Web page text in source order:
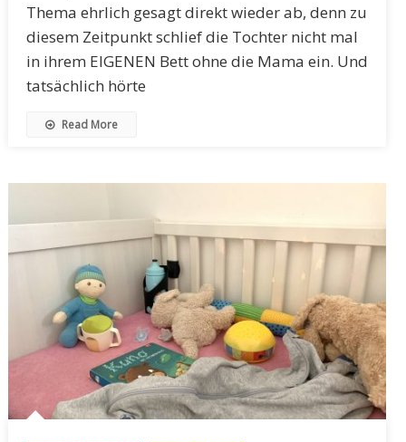
Thema ehrlich gesagt direkt wieder ab, denn zu
diesem Zeitpunkt schlief die Tochter nicht mal
in ihrem EIGENEN Bett ohne die Mama ein. Und
tatsächlich hörte
Read More